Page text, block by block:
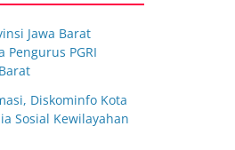
Jawa Barat
Pengurus PGRI
Diskominfo Kota
Sosial Kewilayahan